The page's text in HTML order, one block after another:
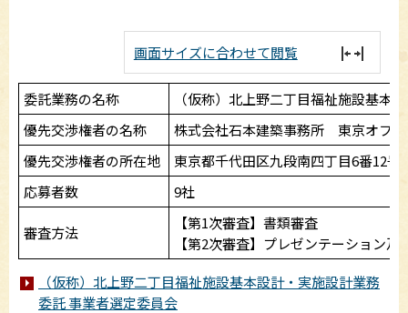
画面サイズに合わせて閲覧
委託業務の名称
（仮称）北上野二丁目福祉施設基本
優先交渉権者の名称
株式会社石本建築事務所 東京オフ
優先交渉権者の所在地
東京都千代田区九段南四丁目6番12号
応募者数
9社
審査方法
【第1次審査】書類審査
【第2次審査】プレゼンテーション及
（仮称）北上野二丁目福祉施設基本設計・実施設計業務
委託 事業者選定委員会